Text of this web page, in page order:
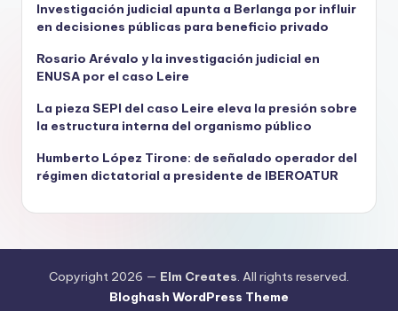
Investigación judicial apunta a Berlanga por influir
en decisiones públicas para beneficio privado
Rosario Arévalo y la investigación judicial en
ENUSA por el caso Leire
La pieza SEPI del caso Leire eleva la presión sobre
la estructura interna del organismo público
Humberto López Tirone: de señalado operador del
régimen dictatorial a presidente de IBEROATUR
Copyright 2026 — Elm Creates. All rights reserved.
Bloghash WordPress Theme